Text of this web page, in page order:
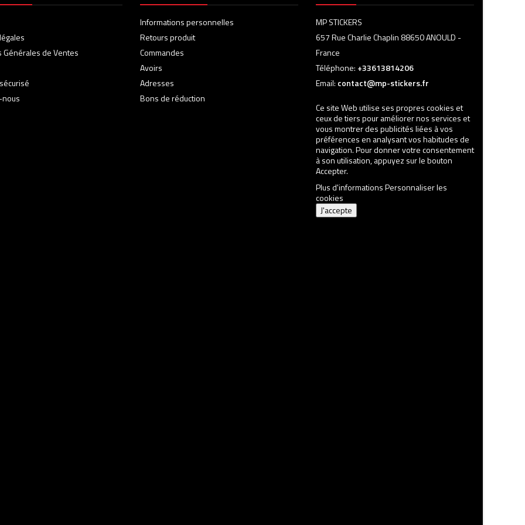
Générales de Ventes
Informations personnelles
Retours produit
Commandes
Avoirs
Adresses
Bons de réduction
MP STICKERS
657 Rue Charlie Chaplin 88650 ANOULD -
France
Téléphone: +33613814206
Email: contact@mp-stickers.fr
Ce site Web utilise ses propres cookies et
ceux de tiers pour améliorer nos services et
vous montrer des publicités liées à vos
préférences en analysant vos habitudes de
navigation. Pour donner votre consentement
à son utilisation, appuyez sur le bouton
Accepter.
Plus d'informationsPersonnaliser les
cookies
J'accepte